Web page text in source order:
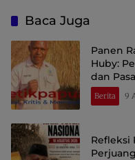
Baca Juga
Panen
Huby:
dan
Berita 9
Refleksi